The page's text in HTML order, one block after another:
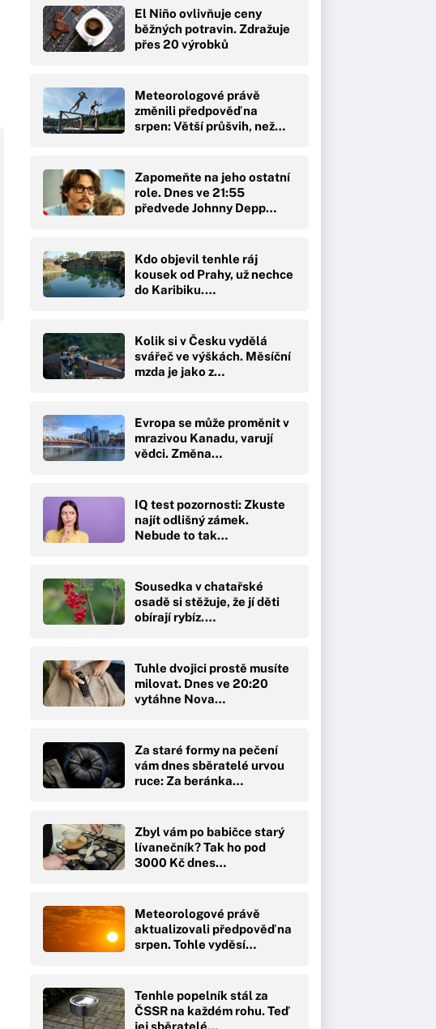
El Niño ovlivňuje ceny
běžných potravin. Zdražuje
přes 20 výrobků
Meteorologové právě
změnili předpověď na
srpen: Větší průšvih, než…
Zapomeňte na jeho ostatní
role. Dnes ve 21:55
předvede Johnny Depp…
Kdo objevil tenhle ráj
kousek od Prahy, už nechce
do Karibiku.…
Kolik si v Česku vydělá
svářeč ve výškách. Měsíční
mzda je jako z…
Evropa se může proměnit v
mrazivou Kanadu, varují
vědci. Změna…
IQ test pozornosti: Zkuste
najít odlišný zámek.
Nebude to tak…
Sousedka v chatařské
osadě si stěžuje, že jí děti
obírají rybíz.…
Tuhle dvojici prostě musíte
milovat. Dnes ve 20:20
vytáhne Nova…
Za staré formy na pečení
vám dnes sběratelé urvou
ruce: Za beránka…
Zbyl vám po babičce starý
lívanečník? Tak ho pod
3000 Kč dnes…
Meteorologové právě
aktualizovali předpověď na
srpen. Tohle vyděsí…
Tenhle popelník stál za
ČSSR na každém rohu. Teď
jej sběratelé…